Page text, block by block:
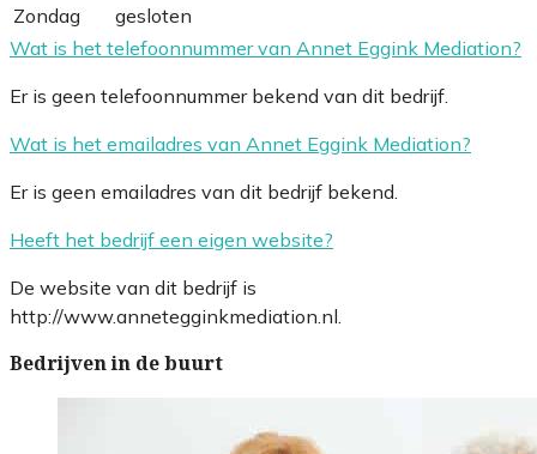
Zondag
gesloten
Wat is het telefoonnummer van Annet Eggink Mediation?
Er is geen telefoonnummer bekend van dit bedrijf.
Wat is het emailadres van Annet Eggink Mediation?
Er is geen emailadres van dit bedrijf bekend.
Heeft het bedrijf een eigen website?
De website van dit bedrijf is
http://www.annetegginkmediation.nl.
Bedrijven in de buurt